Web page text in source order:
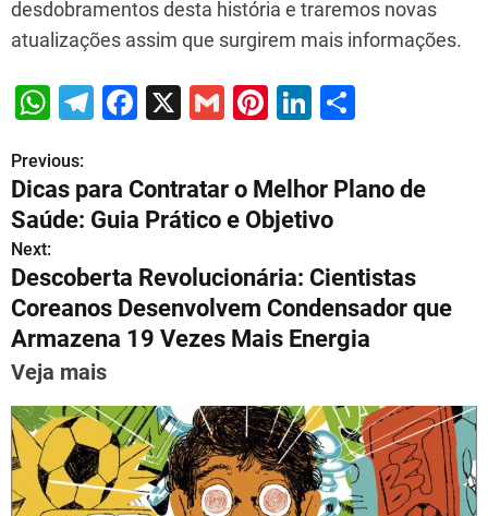
desdobramentos desta história e traremos novas
atualizações assim que surgirem mais informações.
W
at
s
A
p
p
T
gr
a
m
F
c
e
b
o
o
k
X
G
l
Pi
er
e
st
Li
e
dI
n
e
P
o
s
t
n
a
v
i
g
Previous:
Dicas para Contratar o Melhor Plano de
Saúde: Guia Prático e Objetivo
Next:
Descoberta Revolucionária: Cientistas
Coreanos Desenvolvem Condensador que
Armazena 19 Vezes Mais Energia
Veja mais